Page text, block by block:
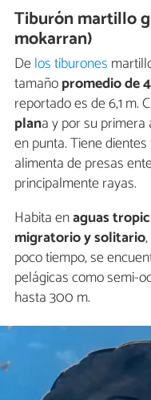
Tiburón martillo
mokarran)
Delos tiburones
tamañopromedio de
reportado es de 6,1 m.
plana y por su
en punta. Tiene
alimenta de presas
principalmente rayas.
Habita enaguas
migratorio y solitario
poco tiempo, se
pelágicas como semi-
hasta 300 m.